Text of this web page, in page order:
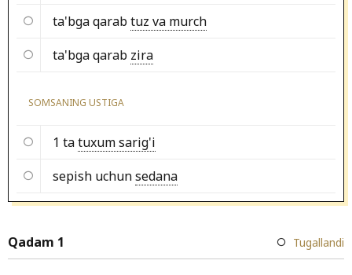
ta'bga qarabtuz va murch
ta'bga qarab zira
SOMSANING USTIGA
1 tatuxum sarig'i
sepish uchunsedana
Qadam 1 Tugallandi